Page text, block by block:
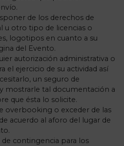
de los derechos de
u otro tipo de licencias o
logotipos en cuanto a su
del Evento.
autorización administrativa o
el ejercicio de su actividad así
un seguro de
mostrarle tal documentación a
que ésta lo solicite.
overbooking o exceder de las
acuerdo al aforo del lugar de
contingencia para los